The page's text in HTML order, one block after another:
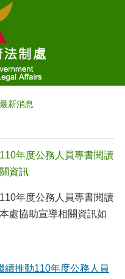
新消息
年度公務人員專書閱讀
資訊
年度公務人員專書閱讀
處協助宣導相關資訊如
續推動110年度公務人員